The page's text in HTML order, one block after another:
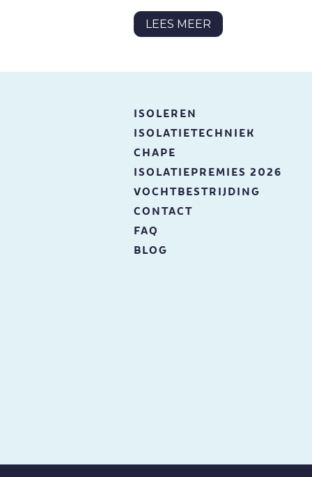
LEES MEER
ISOLEREN
ISOLATIETECHNIEK
CHAPE
ISOLATIEPREMIES 2026
VOCHTBESTRIJDING
CONTACT
FAQ
BLOG